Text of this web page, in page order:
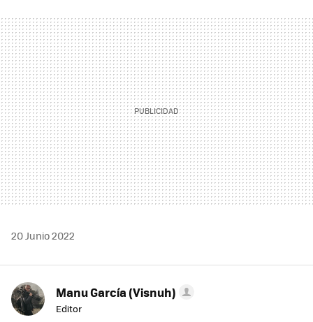
MAIL
20 Junio 2022
Manu García (Visnuh)
Editor